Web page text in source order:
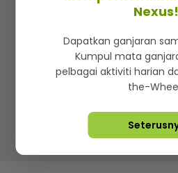
Iklan di
Terma & Syarat
Lebih
Hakcipta Terpelihara ©2026.
Nexus!
Dapatkan ganjaran
Kumpul mata
pelbagai aktiviti harian
the-